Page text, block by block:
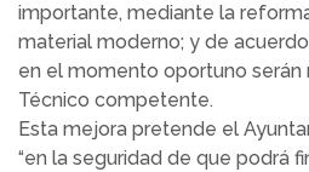
importante, mediante la
material moderno; y de
en el momento oportuno serán
Técnico competente.
Esta mejora pretende el
“en la seguridad de que podrá